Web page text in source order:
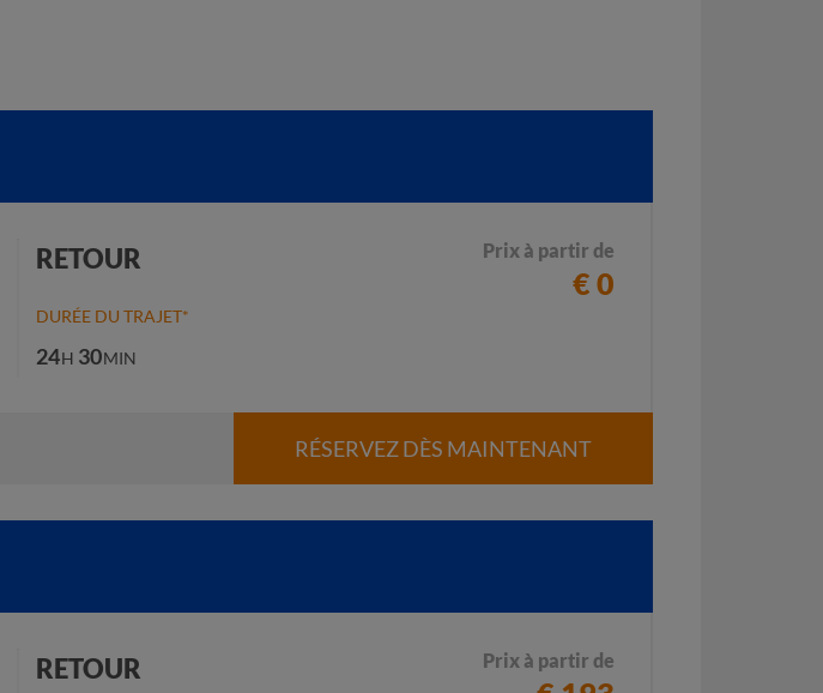
RETOUR Prix à partir de
€ 0
DURÉE DU TRAJET*
24H 30MIN
RÉSERVEZ DÈS MAINTENANT
RETOUR Prix à partir de